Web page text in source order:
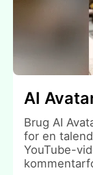
AI
Brug AI
for en
YouTube-